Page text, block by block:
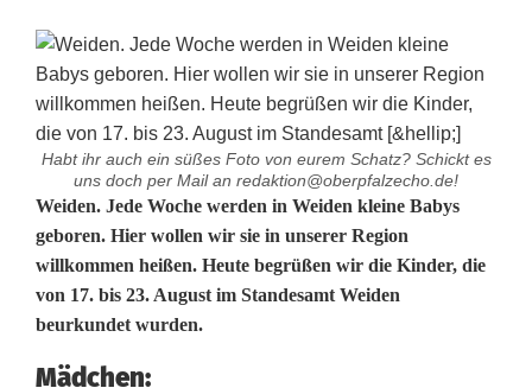
Habt ihr auch ein süßes Foto von eurem Schatz? Schickt es
uns doch per Mail an redaktion@oberpfalzecho.de!
D
i
e
Weiden. Jede Woche werden in Weiden kleine Babys
geboren. Hier wollen wir sie in unserer Region
willkommen heißen. Heute begrüßen wir die Kinder, die
von 17. bis 23. August im Standesamt Weiden
beurkundet wurden.
Mädchen: